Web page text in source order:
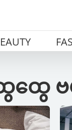
ေ ဗ